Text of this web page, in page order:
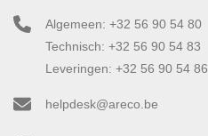
Algemeen: +32 56 90 54 80
Technisch: +32 56 90 54 83
Leveringen: +32 56 90 54 86
helpdesk@areco.be